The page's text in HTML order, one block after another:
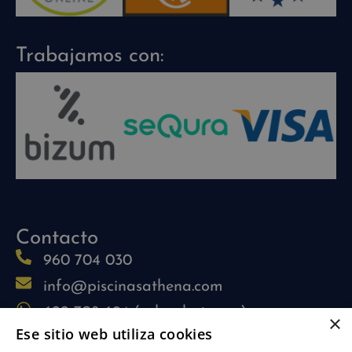
Trabajamos con:
Contacto
960 704 030
info@piscinasathena.com
622 708 694 (solo whatsapp)
L-V: 09:30h-13:30h
×
Ese sitio web utiliza cookies